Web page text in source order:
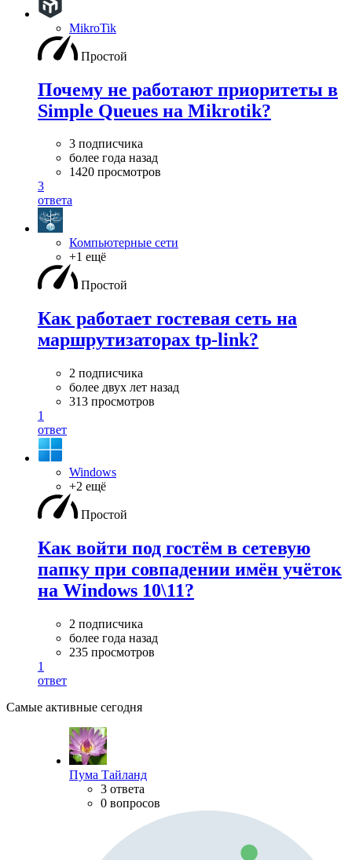
MikroTik
Простой
Почему не работают приоритеты в
Simple Queues на Mikrotik?
3 подписчика
более года назад
1420 просмотров
3
ответа
Компьютерные сети
+1 ещё
Простой
Как работает гостевая сеть на
маршрутизаторах tp-link?
2 подписчика
более двух лет назад
313 просмотров
1
ответ
Windows
+2 ещё
Простой
Как войти под гостём в сетевую
папку при совпадении имён учёток
на Windows 10\11?
2 подписчика
более года назад
235 просмотров
1
ответ
Самые активные сегодня
Пума Тайланд
3 ответа
0 вопросов